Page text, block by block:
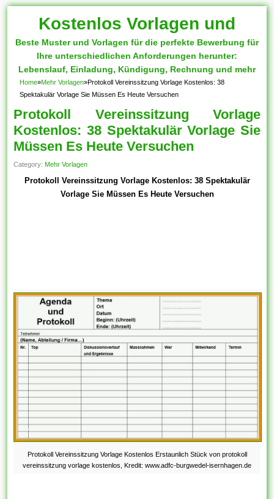
Kostenlos Vorlagen und
Muster
Beste Muster und Vorlagen für die perfekte Bewerbung für
Ihre unterschiedlichen Anforderungen herunter:
Lebenslauf, Einladung, Kündigung, Rechnung und mehr
Home»Mehr Vorlagen»Protokoll Vereinssitzung Vorlage Kostenlos: 38
Spektakulär Vorlage Sie Müssen Es Heute Versuchen
Protokoll Vereinssitzung Vorlage
Kostenlos: 38 Spektakulär Vorlage Sie
Müssen Es Heute Versuchen
Category: Mehr Vorlagen
Protokoll Vereinssitzung Vorlage Kostenlos: 38 Spektakulär
Vorlage Sie Müssen Es Heute Versuchen
Protokoll Vereinssitzung Vorlage Kostenlos Erstaunlich Stück von protokoll
vereinssitzung vorlage kostenlos, Kredit: www.adfc-burgwedel-isernhagen.de